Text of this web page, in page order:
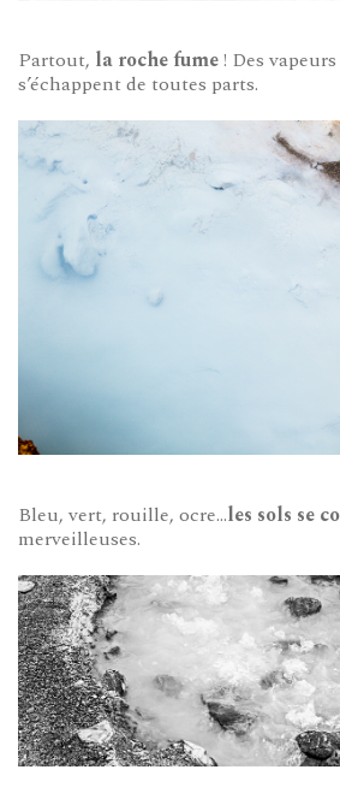
Partout, la roche fume! Des
s’échappent de toutes parts.
Bleu, vert, rouille, ocre…les sols se
merveilleuses.